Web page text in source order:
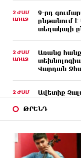
2 ԺԱՄ
ԱՌԱՋ
9-րդ
ընթանում
տեղակալի
2 ԺԱՄ
ԱՌԱՋ
Առանց
Վարդան
2 ԺԱՄ
ԱՌԱՋ
Ավետիք
Վարդևանյան
ԹՐԵՆԴ